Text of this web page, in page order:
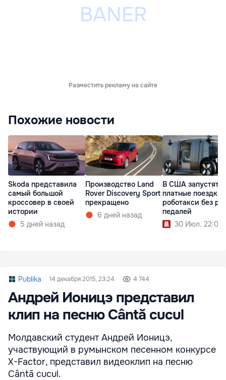
Разместить рекламу на сайте
Похожие новости
Skoda представила
самый большой
кроссовер в своей
истории
5 дней назад
Производство Land
Rover Discovery Sport
прекращено
6 дней назад
В США запустят
платные поездки
роботакси без
педалей
30 Июл. 22:00
Publika 14 декабря 2015, 23:24 4 744
Андрей Ионицэ представил
клип на песню Cântă cucul
Молдавский студент Андрей Ионицэ,
участвующий в румынском песенном конкурсе
X-Factor, представил видеоклип на песню
Cântă cucul.